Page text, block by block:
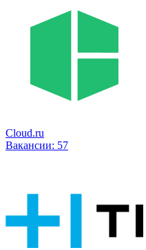
Cloud.ru
Вакансии: 57